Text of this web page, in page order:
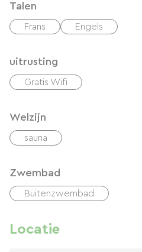
Talen
Frans Engels
uitrusting
Gratis Wifi
Welzijn
sauna
Zwembad
Buitenzwembad
Locatie